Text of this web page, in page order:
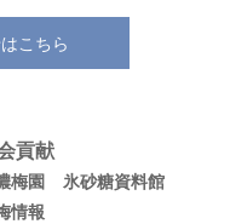
こちら
貢献
梅園
氷砂糖資料館
情報